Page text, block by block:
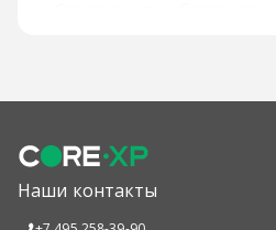
собственников. Мы
высококачественные
Наши контакты